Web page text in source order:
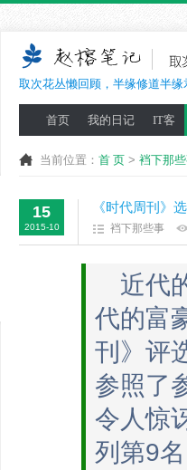
取次花丛懒回顾，半缘修道半缘
首页 我的日记 IT客
当前位置： 首 页 > 裆下那
15
2015-10
《时代周刊》
裆下那些事
近代
代的富
刊》评
参照了
令人惊
列第9